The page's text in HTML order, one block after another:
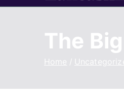
The
Home